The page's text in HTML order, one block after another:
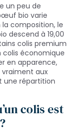
un peu de
bio varie
la composition, le
descend à 19,00
colis premium
colis économique
en apparence,
vraiment aux
une répartition
colis est